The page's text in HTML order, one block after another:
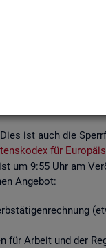
Ar­beits­markt in
ist auch die
für
um 9:55 Uhr am
An­ge­bot:
für Ar­beit und der